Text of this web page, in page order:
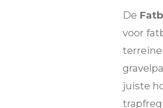
De
voor
juiste